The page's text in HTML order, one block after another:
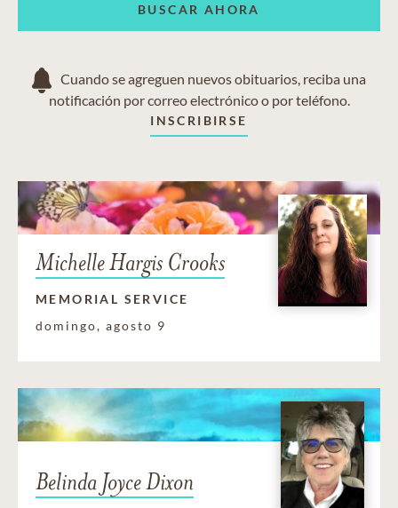
BUSCAR AHORA
Cuando se agreguen nuevos obituarios, reciba una
notificación por correo electrónico o por teléfono.
INSCRIBIRSE
Michelle Hargis Crooks
MEMORIAL SERVICE
domingo, agosto 9
Belinda Joyce Dixon